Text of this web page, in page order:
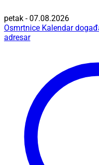
petak - 07.08.2026
Osmrtnice Kalendar
adresar